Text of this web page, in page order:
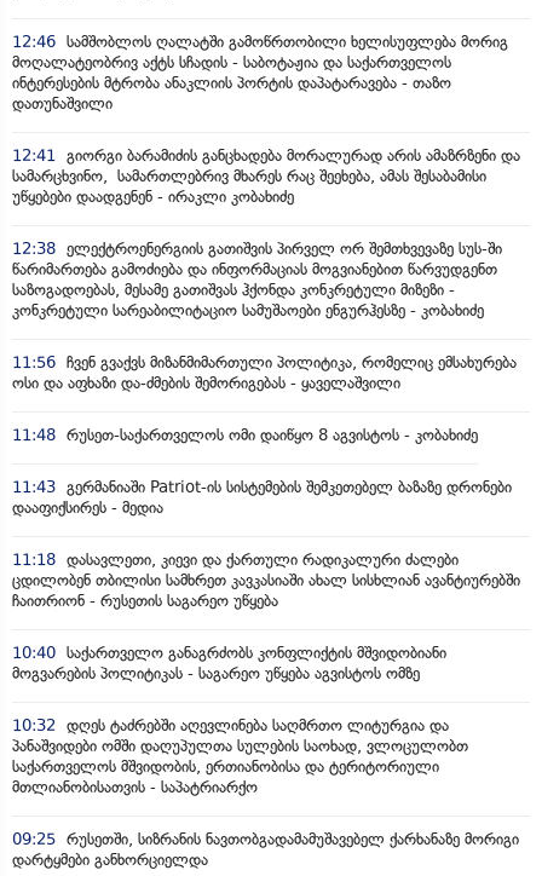
12:46 სამშობლოს ღალატში გამოწრთობილი ხელისუფლება მორიგ
მოღალატეობრივ აქტს სჩადის - საბოტაჟია და საქართველოს
ინტერესების მტრობა ანაკლიის პორტის დაპატარავება - თაზო
დათუნაშვილი
12:41
გიორგი ბარამიძის განცხადება მორალურად არის ამაზრზენი და
სამარცხვინო, სამართლებრივ მხარეს რაც შეეხება, ამას შესაბამისი
უწყებები დაადგენენ - ირაკლი კობახიძე
12:38 ელექტროენერგიის გათიშვის პირველ ორ შემთხვევაზე სუს-ში
წარიმართება გამოძიება და ინფორმაციას მოგვიანებით წარვუდგენთ
საზოგადოებას, მესამე გათიშვას ჰქონდა კონკრეტული მიზეზი -
კონკრეტული სარეაბილიტაციო სამუშაოები ენგურჰესზე - კობახიძე
11:56 ჩვენ გვაქვს მიზანმიმართული პოლიტიკა, რომელიც ემსახურება
ოსი და აფხაზი და-ძმების შემორიგებას - ყაველაშვილი
11:48 რუსეთ-საქართველოს ომი დაიწყო 8 აგვისტოს - კობახიძე
11:43 გერმანიაში Patriot-ის სისტემების შემკეთებელ ბაზაზე დრონები
დააფიქსირეს - მედია
11:18 დასავლეთი, კიევი და ქართული რადიკალური ძალები
ცდილობენ თბილისი სამხრეთ კავკასიაში ახალ სისხლიან ავანტიურებში
ჩაითრიონ - რუსეთის საგარეო უწყება
10:40 საქართველო განაგრძობს კონფლიქტის მშვიდობიანი
მოგვარების პოლიტიკას - საგარეო უწყება აგვისტოს ომზე
10:32
დღეს ტაძრებში აღევლინება საღმრთო ლიტურგია და
პანაშვიდები ომში დაღუპულთა სულების საოხად, ვლოცულობთ
საქართველოს მშვიდობის, ერთიანობისა და ტერიტორიული
მთლიანობისათვის - საპატრიარქო
09:25 რუსეთში, სიზრანის ნავთობგადამამუშავებელ ქარხანაზე მორიგი
დარტყმები განხორციელდა